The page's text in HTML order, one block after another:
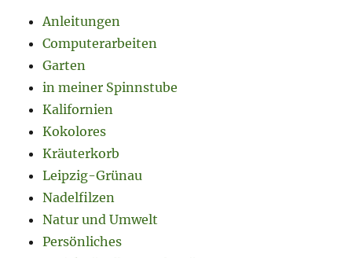
Anleitungen
Computerarbeiten
Garten
in meiner Spinnstube
Kalifornien
Kokolores
Kräuterkorb
Leipzig-Grünau
Nadelfilzen
Natur und Umwelt
Persönliches